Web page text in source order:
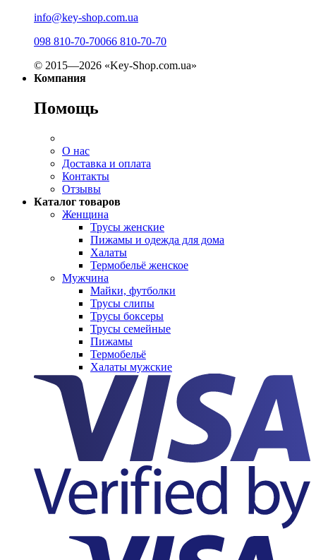
info@key-shop.com.ua
098 810-70-70066 810-70-70
© 2015—2026 «Key-Shop.com.ua»
Компания
Помощь
О нас
Доставка и оплата
Контакты
Отзывы
Каталог товаров
Женщина
Трусы женские
Пижамы и одежда для дома
Халаты
Термобельё женское
Мужчина
Майки, футболки
Трусы слипы
Трусы боксеры
Трусы семейные
Пижамы
Термобельё
Халаты мужские